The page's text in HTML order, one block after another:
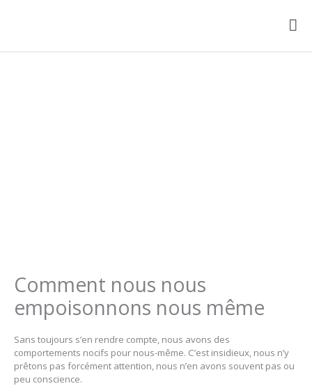
Comment nous nous
empoisonnons nous même
Sans toujours s’en rendre compte, nous avons des
comportements nocifs pour nous-même. C’est insidieux, nous n’y
prêtons pas forcément attention, nous n’en avons souvent pas ou
peu conscience.